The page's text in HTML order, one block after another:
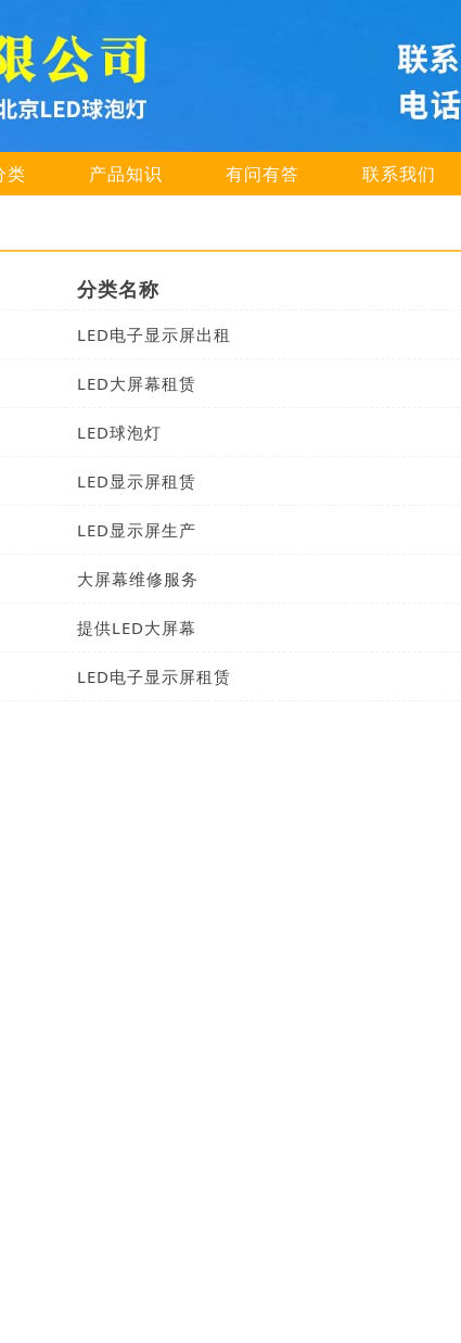
类 产品知识 有问有答 联系我们
分类名称
LED电子显示屏出租
LED大屏幕租赁
LED球泡灯
LED显示屏租赁
LED显示屏生产
大屏幕维修服务
提供LED大屏幕
LED电子显示屏租赁